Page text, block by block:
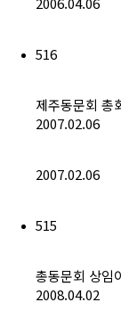
516
제주동문회 총
2007.02.06
2007.02.06
515
총동문회 상임
2008.04.02